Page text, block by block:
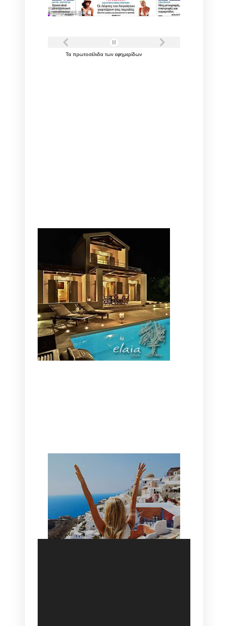
Τα πρωτοσέλιδα των εφημερίδων